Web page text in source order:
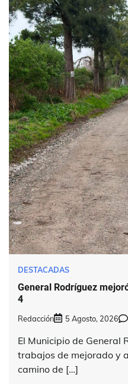
DESTACADAS
General Rodríguez
4
Redacción 5 Agosto, 2026
El Municipio de General
trabajos de mejorado y
camino de […]